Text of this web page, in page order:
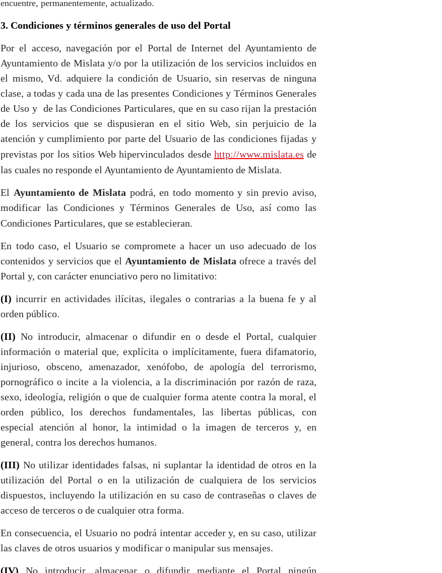
encuentre, permanentemente, actualizado.
3. Condiciones y términos generales de uso del Portal
Por el acceso, navegación por el Portal de Internet del Ayuntamiento de
Ayuntamiento de Mislata y/o por la utilización de los servicios incluidos en
el mismo, Vd. adquiere la condición de Usuario, sin reservas de ninguna
clase, a todas y cada una de las presentes Condiciones y Términos Generales
de Uso y de las Condiciones Particulares, que en su caso rijan la prestación
de los servicios que se dispusieran en el sitio Web, sin perjuicio de la
atención y cumplimiento por parte del Usuario de las condiciones fijadas y
previstas por los sitios Web hipervinculados desde http://www.mislata.es de
las cuales no responde el Ayuntamiento de Ayuntamiento de Mislata.
El Ayuntamiento de Mislata podrá, en todo momento y sin previo aviso,
modificar las Condiciones y Términos Generales de Uso, así como las
Condiciones Particulares, que se establecieran.
En todo caso, el Usuario se compromete a hacer un uso adecuado de los
contenidos y servicios que el Ayuntamiento de Mislata ofrece a través del
Portal y, con carácter enunciativo pero no limitativo:
(I) incurrir en actividades ilícitas, ilegales o contrarias a la buena fe y al
orden público.
(II) No introducir, almacenar o difundir en o desde el Portal, cualquier
información o material que, explícita o implícitamente, fuera difamatorio,
injurioso, obsceno, amenazador, xenófobo, de apología del terrorismo,
pornográfico o incite a la violencia, a la discriminación por razón de raza,
sexo, ideología, religión o que de cualquier forma atente contra la moral, el
orden público, los derechos fundamentales, las libertas públicas, con
especial atención al honor, la intimidad o la imagen de terceros y, en
general, contra los derechos humanos.
(III) No utilizar identidades falsas, ni suplantar la identidad de otros en la
utilización del Portal o en la utilización de cualquiera de los servicios
dispuestos, incluyendo la utilización en su caso de contraseñas o claves de
acceso de terceros o de cualquier otra forma.
En consecuencia, el Usuario no podrá intentar acceder y, en su caso, utilizar
las claves de otros usuarios y modificar o manipular sus mensajes.
(IV) No introducir, almacenar o difundir mediante el Portal ningún